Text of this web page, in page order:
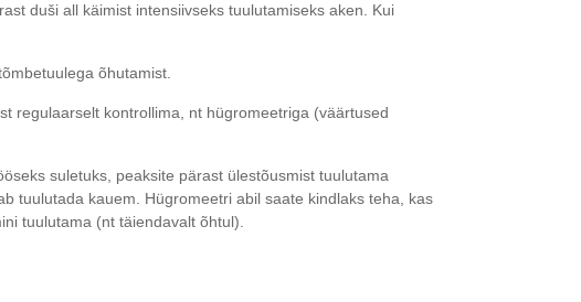
duši all käimist intensiivseks tuulutamiseks aken. Kui
õhutamist.
regulaarselt kontrollima, nt hügromeetriga (väärtused
suletuks, peaksite pärast ülestõusmist tuulutama
tuulutada kauem. Hügromeetri abil saate kindlaks teha, kas
tuulutama (nt täiendavalt õhtul).